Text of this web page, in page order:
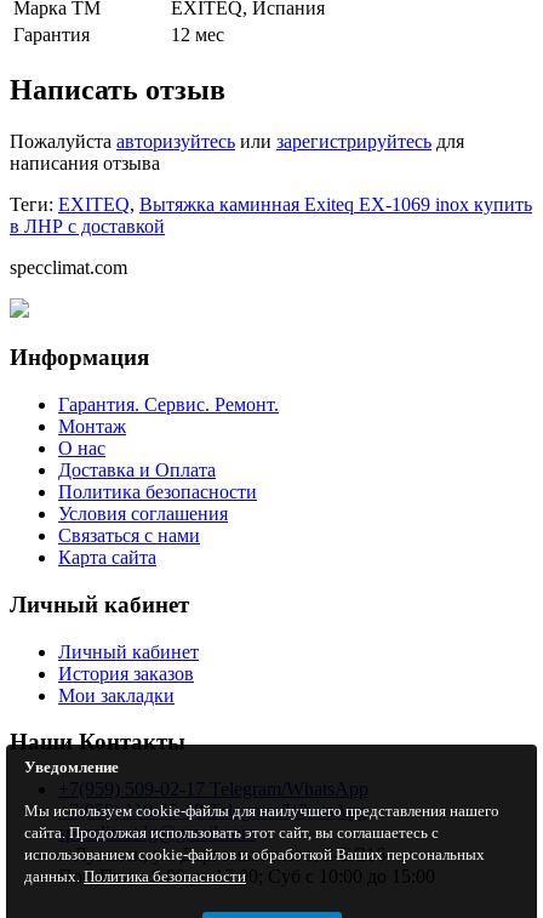
Марка ТМ
EXITEQ, Испания
Гарантия
12 мес
Написать отзыв
Пожалуйста авторизуйтесь или зарегистрируйтесь для
написания отзыва
Теги: EXITEQ, Вытяжка каминная Exiteq EX-1069 inox купить
в ЛНР с доставкой
specclimat.com
Информация
Гарантия. Сервис. Ремонт.
Монтаж
О нас
Доставка и Оплата
Политика безопасности
Условия соглашения
Связаться с нами
Карта сайта
Личный кабинет
Личный кабинет
История заказов
Мои закладки
Наши Контакты
+7(959) 509-02-17 Telegram/WhatsApp
+7(959) 110-45-18 Telegram/WhatsApp
specclimat.lg@gmail.com
г. Луганск, ул. Даргомыжского, 2-Е/216
Пон-Птн с 9:00 до 17:00; Суб с 10:00 до 15:00
Уведомление
Мы используем cookie-файлы для наилучшего представления нашего
сайта. Продолжая использовать этот сайт, вы соглашаетесь с
использованием cookie-файлов и обработкой Ваших персональных
данных.Политика безопасности